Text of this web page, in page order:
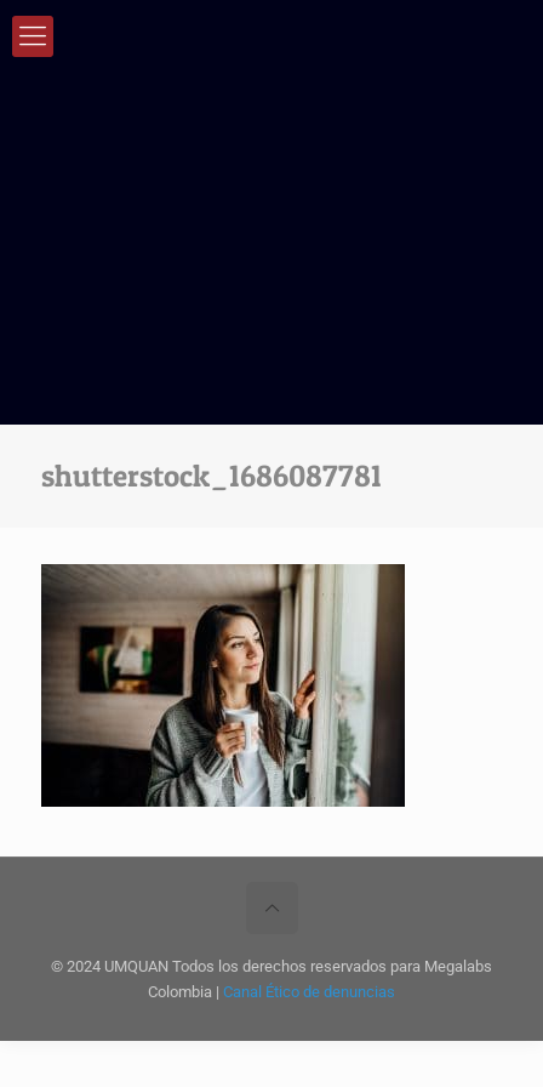
shutterstock_1686087781
© 2024 UMQUAN Todos los derechos reservados para Megalabs
Colombia | Canal Ético de denuncias